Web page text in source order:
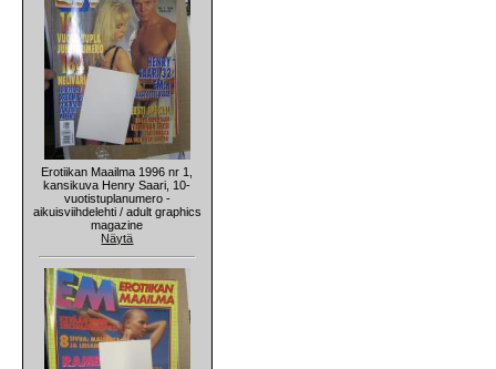
Erotiikan Maailma 1996 nr 1,
kansikuva Henry Saari, 10-
vuotistuplanumero -
aikuisviihdelehti / adult graphics
magazine
Näytä